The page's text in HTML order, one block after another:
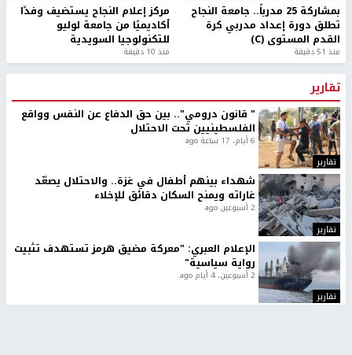
بمشاركة 25 مدرباً.. جامعة النجاح
تطلق دورة إعداد مدربي كرة
القدم المستوى (C)
منذ 51 دقيقة
مركز إعلام النجاح يستضيف وفدًا
أكاديميًا من جامعة لوليو
للتكنولوجيا السويدية
منذ 10 دقيقة
تقارير
تقارير
" قانون درومي".. بين حق الدفاع عن النفس وواقع
الفلسطينيين تحت الاحتلال
6 أيام، 17 ساعة ago
تقارير
شهداء بينهم أطفال في غزة.. والاحتلال يصعّد
غاراته ويمنح السكان دقائق للإخلاء
2 أسبوعين ago
تقارير
الإعلام العبري: "معركة مضيق هرمز تستهدف تثبيت
رواية سياسية"
2 أسبوعين، 4 أيام ago